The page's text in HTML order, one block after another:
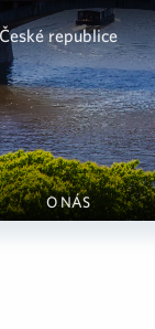
republice
O NÁS